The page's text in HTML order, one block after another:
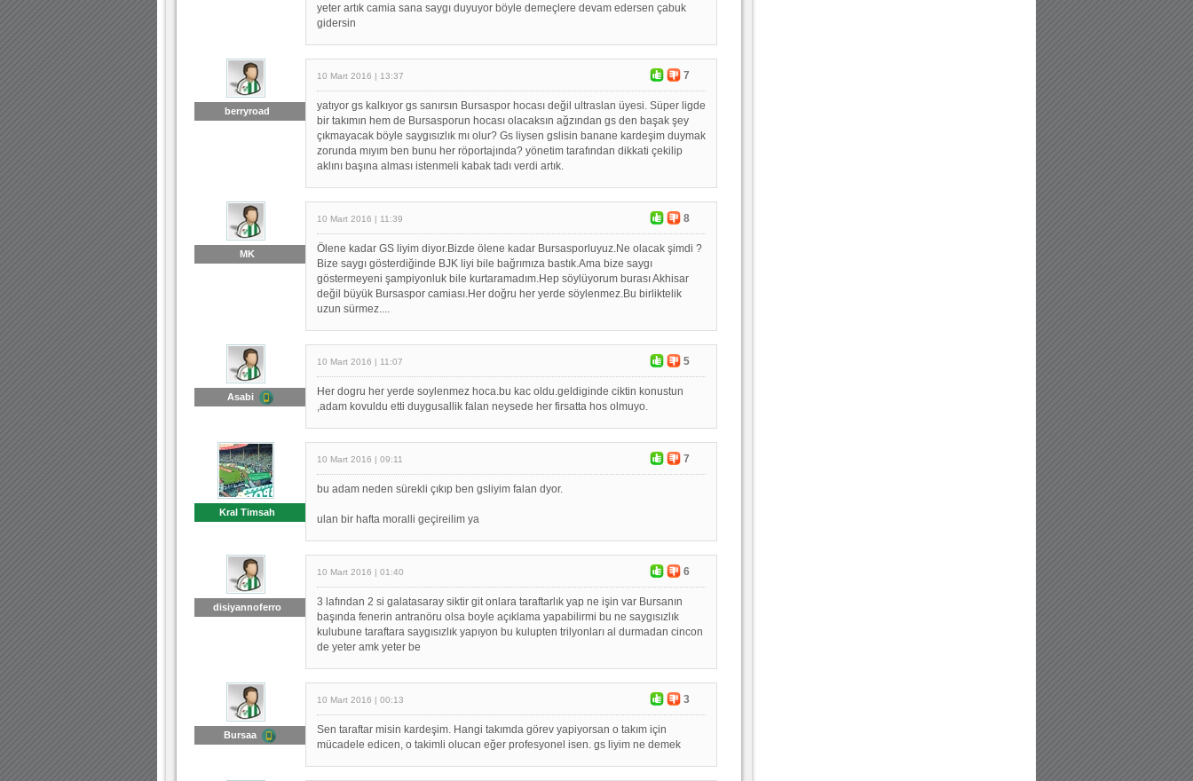
yeter artık camia sana saygı duyuyor böyle demeçlere devam edersen çabuk
gidersin
berryroad
10 Mart 2016 | 13:37 7
yatıyor gs kalkıyor gs sanırsın Bursaspor hocası değil ultraslan üyesi. Süper ligde
bir takımın hem de Bursasporun hocası olacaksın ağzından gs den başak şey
çıkmayacak böyle saygısızlık mı olur? Gs liysen gslisin banane kardeşim duymak
zorunda mıyım ben bunu her röportajında? yönetim tarafından dikkati çekilip
aklını başına alması istenmeli kabak tadı verdi artık.
MK
10 Mart 2016 | 11:39 8
Ölene kadar GS liyim diyor.Bizde ölene kadar Bursasporluyuz.Ne olacak şimdi ?
Bize saygı gösterdiğinde BJK liyi bile bağrımıza bastık.Ama bize saygı
göstermeyeni şampiyonluk bile kurtaramadım.Hep söylüyorum burası Akhisar
değil büyük Bursaspor camiası.Her doğru her yerde söylenmez.Bu birliktelik
uzun sürmez....
Asabi
10 Mart 2016 | 11:07 5
Her dogru her yerde soylenmez hoca.bu kac oldu.geldiginde ciktin konustun
,adam kovuldu etti duygusallik falan neysede her firsatta hos olmuyo.
Kral Timsah
10 Mart 2016 | 09:11 7
bu adam neden sürekli çıkıp ben gsliyim falan dyor.
ulan bir hafta moralli geçireilim ya
disiyannoferro
10 Mart 2016 | 01:40 6
3 lafından 2 si galatasaray siktir git onlara taraftarlık yap ne işin var Bursanın
başında fenerin antranöru olsa boyle açıklama yapabilirmi bu ne saygısızlık
kulubune taraftara saygısızlık yapıyon bu kulupten trilyonları al durmadan cincon
de yeter amk yeter be
Bursaa
10 Mart 2016 | 00:13 3
Sen taraftar misin kardeşim. Hangi takımda görev yapiyorsan o takım için
mücadele edicen, o takimli olucan eğer profesyonel isen. gs liyim ne demek